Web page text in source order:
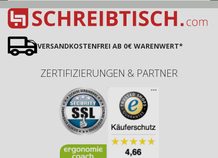
VERSANDKOSTENFREI AB 0€ WARENWERT*
ZERTIFIZIERUNGEN & PARTNER